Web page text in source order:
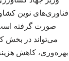
فناوری‌های نوین
صورت گرفته
می‌تواند در بخش
بهره‌وری، کاهش